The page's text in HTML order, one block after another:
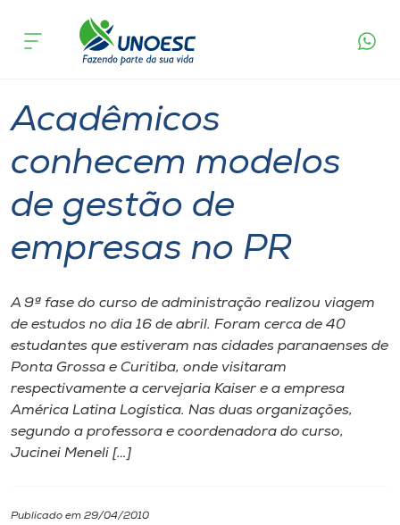
Cursos
Atendimento ao Estudante
Portal de Ensino
A
Internacionalização
I.nova
acontece
Acadêmicos
conhecem modelos
de gestão de
empresas no PR
A 9ª fase do curso de administração realizou viagem
de estudos no dia 16 de abril. Foram cerca de 40
estudantes que estiveram nas cidades paranaenses de
Ponta Grossa e Curitiba, onde visitaram
respectivamente a cervejaria Kaiser e a empresa
América Latina Logística. Nas duas organizações,
segundo a professora e coordenadora do curso,
Jucinei Meneli […]
Publicado em 29/04/2010